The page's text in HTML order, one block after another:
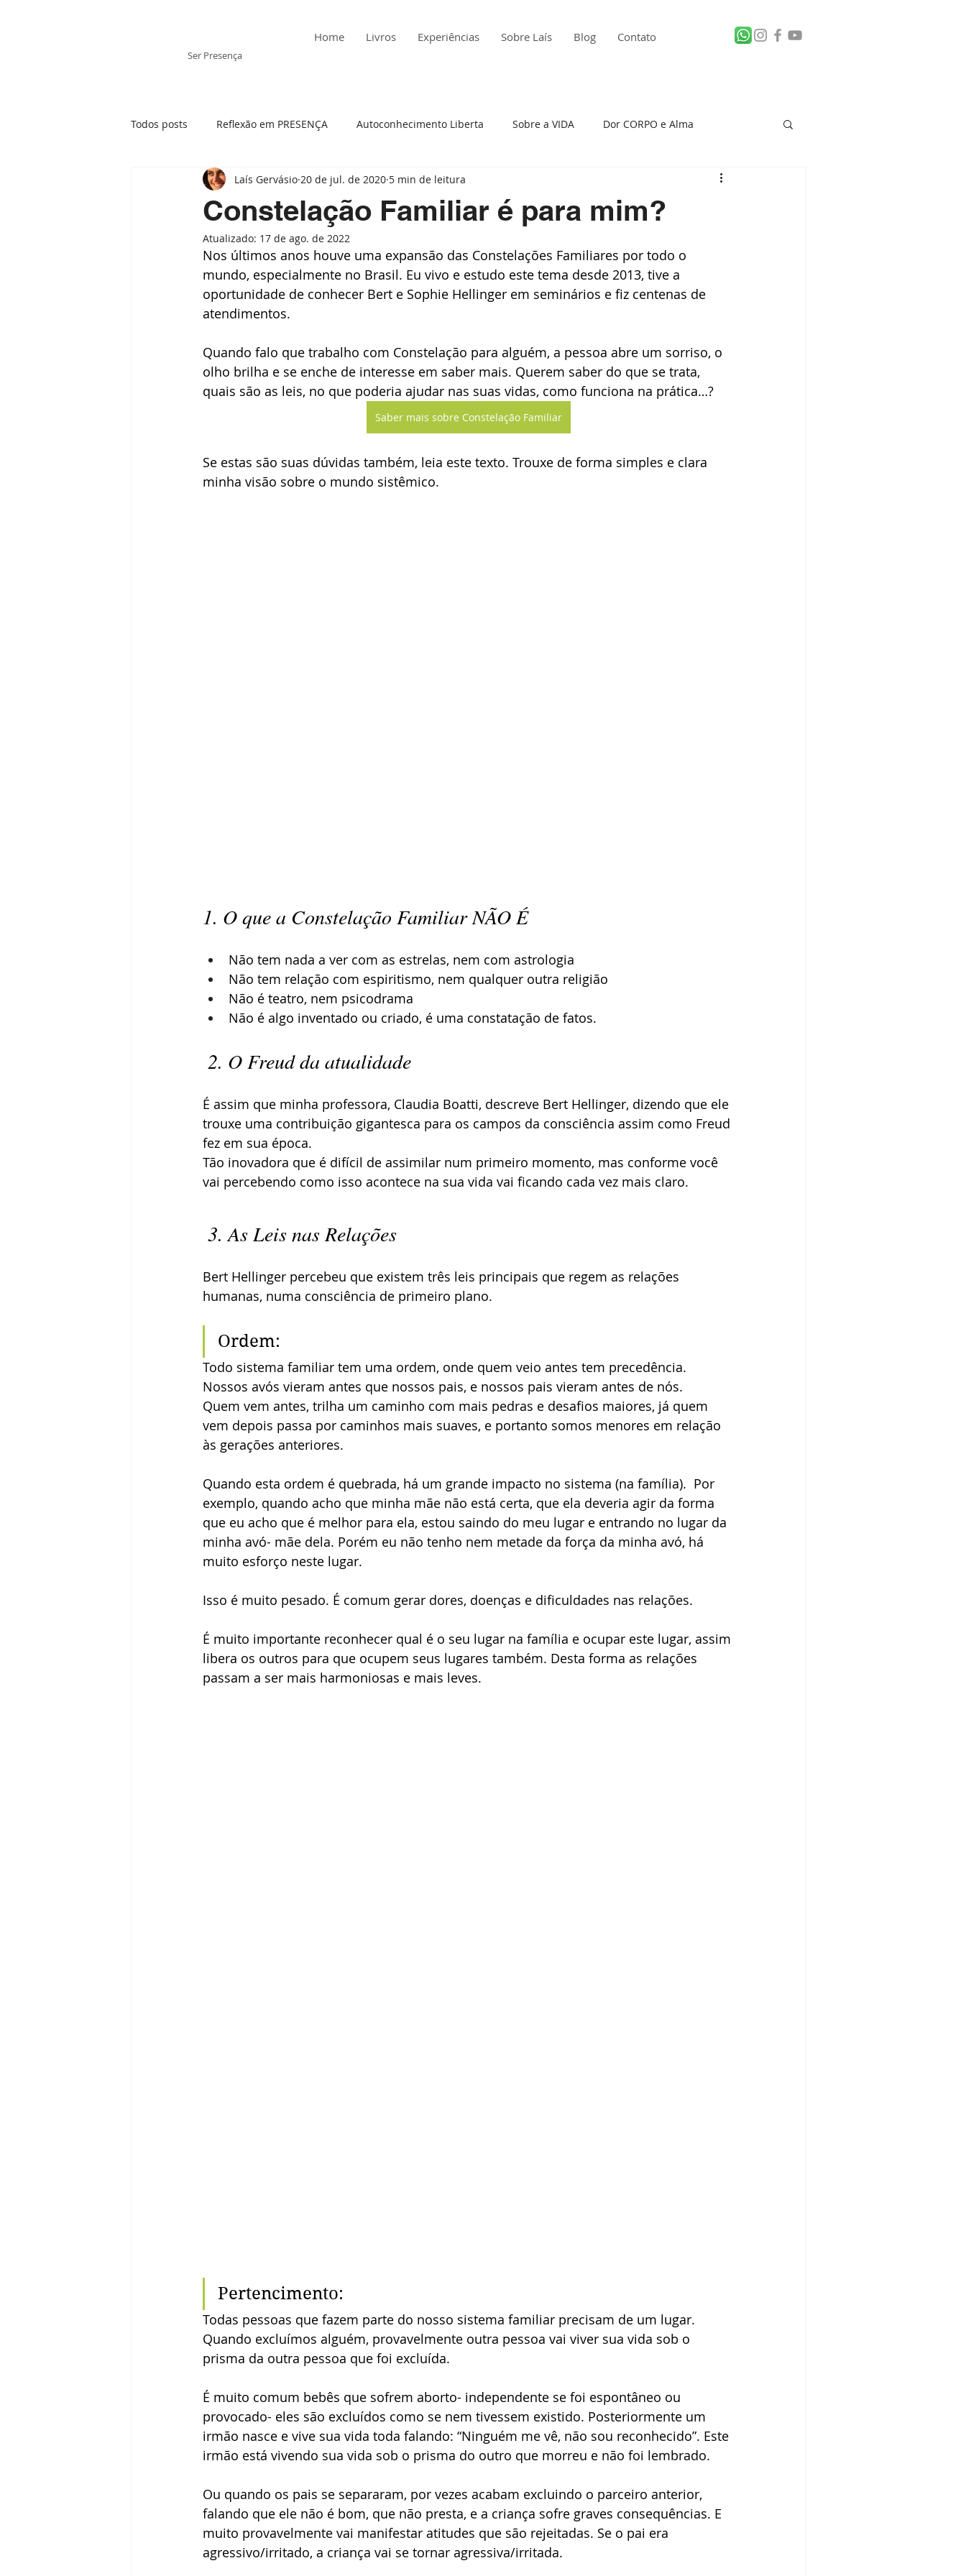
Ser Presença
Home Livros Experiências Sobre Laís Blog Contato
Todos posts Reflexão em PRESENÇA Autoconhecimento Liberta Sobre a VIDA Dor CORPO e Alma
Tratamento Integrativo Ansiedade Histórias da Minha Vida
Mãe- visão sistêmica Momento Presente
Presença e os elementos da Natureza Auto cobrança
Constelação Familiar é para mim?
Laís Gervásio 20 de jul. de 2020 5 min de leitura
Atualizado: 17 de ago. de 2022
Nos últimos anos houve uma expansão das Constelações Familiares por todo o
mundo, especialmente no Brasil. Eu vivo e estudo este tema desde 2013, tive a
oportunidade de conhecer Bert e Sophie Hellinger em seminários e fiz centenas de
atendimentos.
Quando falo que trabalho com Constelação para alguém, a pessoa abre um sorriso, o
olho brilha e se enche de interesse em saber mais. Querem saber do que se trata,
quais são as leis, no que poderia ajudar nas suas vidas, como funciona na prática…?
Saber mais sobre Constelação Familiar
Se estas são suas dúvidas também, leia este texto. Trouxe de forma simples e clara
minha visão sobre o mundo sistêmico.
1. O que a Constelação Familiar NÃO É
Não tem nada a ver com as estrelas, nem com astrologia
Não tem relação com espiritismo, nem qualquer outra religião
Não é teatro, nem psicodrama
Não é algo inventado ou criado, é uma constatação de fatos.
2. O Freud da atualidade
É assim que minha professora, Claudia Boatti, descreve Bert Hellinger, dizendo que ele
trouxe uma contribuição gigantesca para os campos da consciência assim como Freud
fez em sua época.
Tão inovadora que é difícil de assimilar num primeiro momento, mas conforme você
vai percebendo como isso acontece na sua vida vai ficando cada vez mais claro.
3. As Leis nas Relações
Bert Hellinger percebeu que existem três leis principais que regem as relações
humanas, numa consciência de primeiro plano.
Ordem:
Todo sistema familiar tem uma ordem, onde quem veio antes tem precedência.
Nossos avós vieram antes que nossos pais, e nossos pais vieram antes de nós.
Quem vem antes, trilha um caminho com mais pedras e desafios maiores, já quem
vem depois passa por caminhos mais suaves, e portanto somos menores em relação
às gerações anteriores.
Quando esta ordem é quebrada, há um grande impacto no sistema (na família).  Por
exemplo, quando acho que minha mãe não está certa, que ela deveria agir da forma
que eu acho que é melhor para ela, estou saindo do meu lugar e entrando no lugar da
minha avó- mãe dela. Porém eu não tenho nem metade da força da minha avó, há
muito esforço neste lugar.
Isso é muito pesado. É comum gerar dores, doenças e dificuldades nas relações.
É muito importante reconhecer qual é o seu lugar na família e ocupar este lugar, assim
libera os outros para que ocupem seus lugares também. Desta forma as relações
passam a ser mais harmoniosas e mais leves.
Pertencimento:
Todas pessoas que fazem parte do nosso sistema familiar precisam de um lugar.
Quando excluímos alguém, provavelmente outra pessoa vai viver sua vida sob o
prisma da outra pessoa que foi excluída.
É muito comum bebês que sofrem aborto- independente se foi espontâneo ou
provocado- eles são excluídos como se nem tivessem existido. Posteriormente um
irmão nasce e vive sua vida toda falando: “Ninguém me vê, não sou reconhecido”. Este
irmão está vivendo sua vida sob o prisma do outro que morreu e não foi lembrado.
Ou quando os pais se separaram, por vezes acabam excluindo o parceiro anterior,
falando que ele não é bom, que não presta, e a criança sofre graves consequências. E
muito provavelmente vai manifestar atitudes que são rejeitadas. Se o pai era
agressivo/irritado, a criança vai se tornar agressiva/irritada.